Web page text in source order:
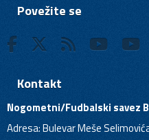
Povežite se
Kontakt
Nogometni/Fudbalski savez
Adresa: Bulevar Meše